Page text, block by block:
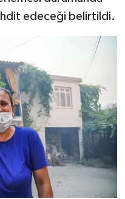
edeceği belirtildi.